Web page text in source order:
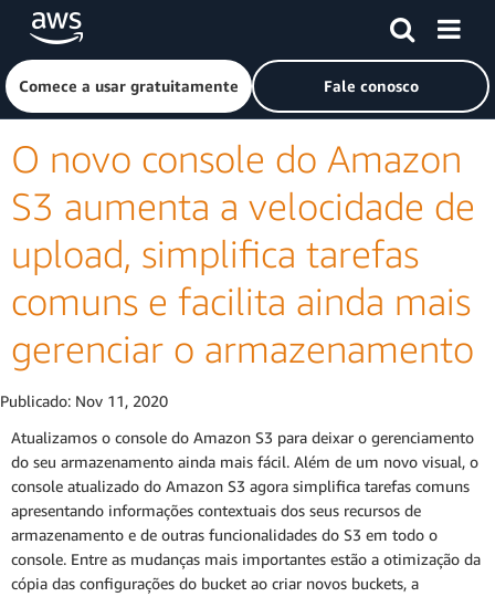
Pular para o conteúdo principal
Clique aqui para voltar à página inicial da Amazon Web
Comece a usar gratuitamente Fale conosco
O novo console do Amazon
S3 aumenta a velocidade de
upload, simplifica tarefas
comuns e facilita ainda mais
gerenciar o armazenamento
Publicado: Nov 11, 2020
Atualizamos o console do Amazon S3 para deixar o gerenciamento
do seu armazenamento ainda mais fácil. Além de um novo visual, o
console atualizado do Amazon S3 agora simplifica tarefas comuns
apresentando informações contextuais dos seus recursos de
armazenamento e de outras funcionalidades do S3 em todo o
console. Entre as mudanças mais importantes estão a otimização da
cópia das configurações do bucket ao criar novos buckets, a